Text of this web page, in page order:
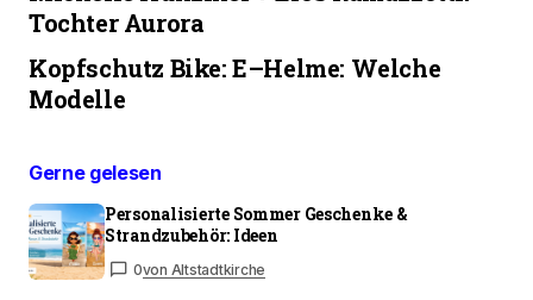
Tochter Aurora
Kopfschutz Bike: E–Helme: Welche
Modelle
Gerne gelesen
Personalisierte Sommer Geschenke &
Strandzubehör: Ideen
0von Altstadtkirche